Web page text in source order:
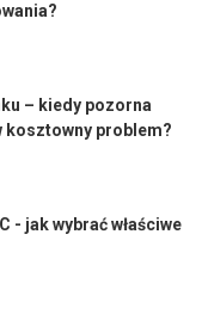
– kiedy pozorna
kosztowny problem?
- jak wybrać właściwe